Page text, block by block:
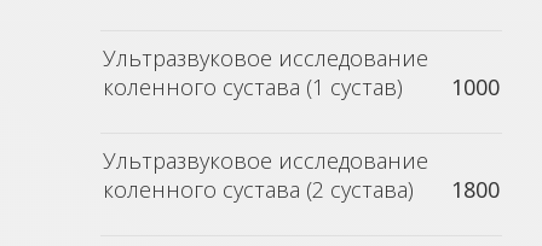
Ультразвуковое исследование
коленного сустава (1 сустав)
1000
Ультразвуковое исследование
коленного сустава (2 сустава)
1800